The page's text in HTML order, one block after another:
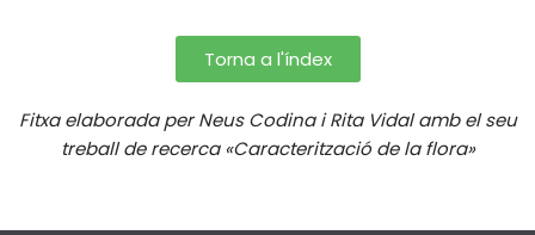
Torna a l'índex
Fitxa elaborada per Neus Codina i Rita Vidal amb el seu
treball de recerca «Caracterització de la flora»